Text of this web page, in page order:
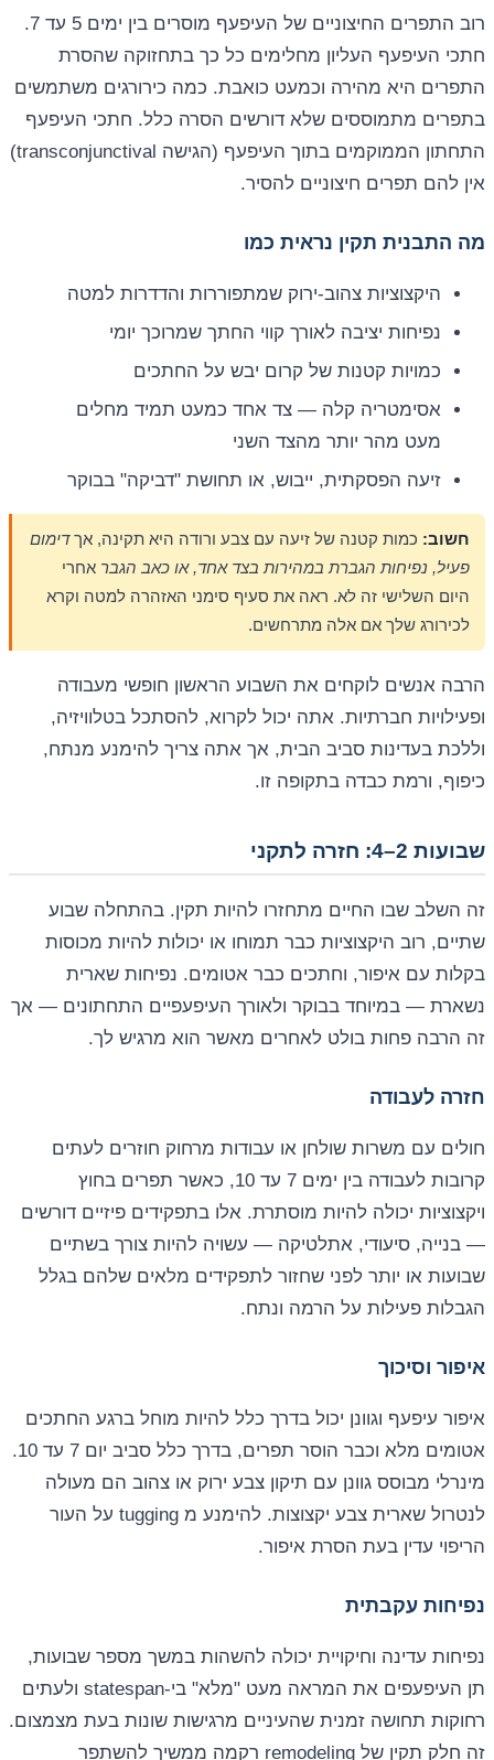
רוב התפרים החיצוניים של העיפעף מוסרים בין ימים 5 עד 7.
חתכי העיפעף העליון מחלימים כל כך בתחזוקה שהסרת
התפרים היא מהירה וכמעט כואבת. כמה כירורגים משתמשים
בתפרים מתמוססים שלא דורשים הסרה כלל. חתכי העיפעף
התחתון הממוקמים בתוך העיפעף (הגישה transconjunctival)
אין להם תפרים חיצוניים להסיר.
מה התבנית תקין נראית כמו
היקצוציות צהוב-ירוק שמתפוררות והדדרות למטה
נפיחות יציבה לאורך קווי החתך שמרוכך יומי
כמויות קטנות של קרום יבש על החתכים
אסימטריה קלה — צד אחד כמעט תמיד מחלים
מעט מהר יותר מהצד השני
זיעה הפסקתית, ייבוש, או תחושת "דביקה" בבוקר
חשוב: כמות קטנה של זיעה עם צבע ורודה היא תקינה, אךדימום
פעיל, נפיחות הגברת במהירות בצד אחד, או כאב הגבר אחרי
היום השלישי זה לא. ראה את סעיף סימני האזהרה למטה וקרא
לכירורג שלך אם אלה מתרחשים.
הרבה אנשים לוקחים את השבוע הראשון חופשי מעבודה
ופעילויות חברתיות. אתה יכול לקרוא, להסתכל בטלוויזיה,
וללכת בעדינות סביב הבית, אך אתה צריך להימנע מנתח,
כיפוף, ורמת כבדה בתקופה זו.
שבועות 2–4: חזרה לתקני
זה השלב שבו החיים מתחזרו להיות תקין. בהתחלה שבוע
שתיים, רוב היקצוציות כבר תמוחו או יכולות להיות מכוסות
בקלות עם איפור, וחתכים כבר אטומים. נפיחות שארית
נשארת — במיוחד בבוקר ולאורך העיפעפיים התחתונים — אך
זה הרבה פחות בולט לאחרים מאשר הוא מרגיש לך.
חזרה לעבודה
חולים עם משרות שולחן או עבודות מרחוק חוזרים לעתים
קרובות לעבודה בין ימים 7 עד 10, כאשר תפרים בחוץ
ויקצוציות יכולה להיות מוסתרת. אלו בתפקידים פיזיים דורשים
— בנייה, סיעודי, אתלטיקה — עשויה להיות צורך בשתיים
שבועות או יותר לפני שחזור לתפקידים מלאים שלהם בגלל
הגבלות פעילות על הרמה ונתח.
איפור וסיכוך
איפור עיפעף וגוונן יכול בדרך כלל להיות מוחל ברגע החתכים
אטומים מלא וכבר הוסר תפרים, בדרך כלל סביב יום 7 עד 10.
מינרלי מבוסס גוונן עם תיקון צבע ירוק או צהוב הם מעולה
לנטרול שארית צבע יקצוצות. להימנע מ tugging על העור
הריפוי עדין בעת הסרת איפור.
נפיחות עקבתית
נפיחות עדינה וחיקויית יכולה להשהות במשך מספר שבועות,
תן העיפעפים את המראה מעט "מלא" בי-statespan ולעתים
רחוקות תחושה זמנית שהעיניים מרגישות שונות בעת מצמצום.
זה חלק תקין של remodeling רקמה ממשיך להשתפר